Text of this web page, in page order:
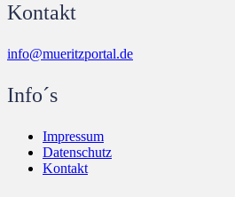
Kontakt
info@mueritzportal.de
Info´s
Impressum
Datenschutz
Kontakt